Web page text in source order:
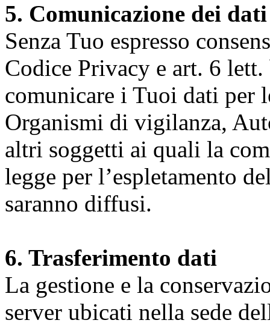
5. Comunicazione dei dati
Senza Tuo espresso
Codice Privacy e art. 6
comunicare i Tuoi dati per
Organismi di vigilanza,
altri soggetti ai quali la
legge per l’espletamento
saranno diffusi.
6. Trasferimento dati
La gestione e la
server ubicati nella sede